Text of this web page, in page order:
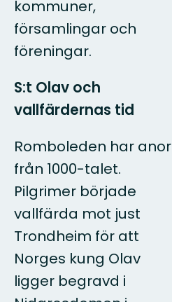
kommuner,
församlingar och
föreningar.
S:t Olav och
vallfärdernas tid
Romboleden har anor
från 1000-talet.
Pilgrimer började
vallfärda mot just
Trondheim för att
Norges kung Olav
ligger begravd i